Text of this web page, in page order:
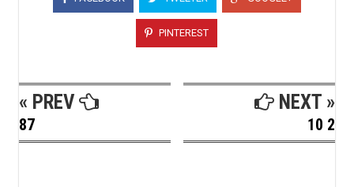
PINTEREST
« PREV
87
NEXT »
10 2